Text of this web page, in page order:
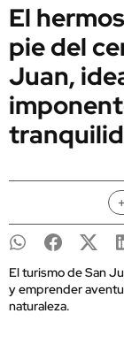
El
pie del
Juan,
El turismo de San
y emprender
naturaleza.